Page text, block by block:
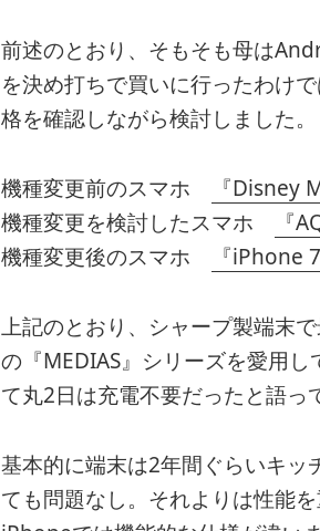
前述のとおり、そもそも母は
を決め打ちで買いに行ったわけ
格を確認しながら検討しました。
機種変更前のスマホ 『Disney
機種変更を検討したスマホ
『
機種変更後のスマホ
『iPhone
上記のとおり、シャープ製端末
の『MEDIAS』シリーズを愛用
て丸2日は充電不要だったと語っ
基本的に端末は2年間ぐらいキッ
ても問題なし。それよりは性能